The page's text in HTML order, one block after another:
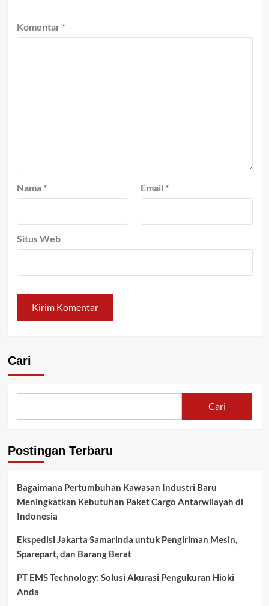
Komentar *
Nama * Email *
Situs Web
Cari
Cari
Postingan Terbaru
Bagaimana Pertumbuhan Kawasan Industri Baru
Meningkatkan Kebutuhan Paket Cargo Antarwilayah di
Indonesia
Ekspedisi Jakarta Samarinda untuk Pengiriman Mesin,
Sparepart, dan Barang Berat
PT EMS Technology: Solusi Akurasi Pengukuran Hioki
Anda